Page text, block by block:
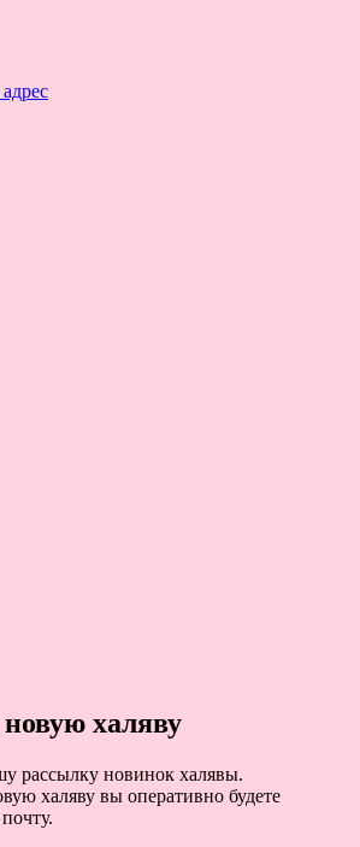
халяву
рассылку новинок халявы.
халяву вы оперативно будете